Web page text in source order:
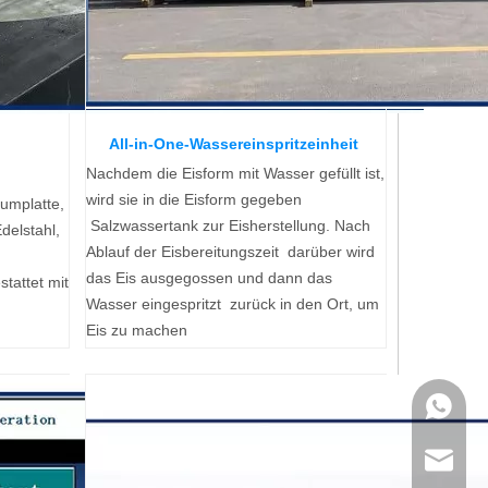
mit
All-in-One-Wassereinspritzeinheit
Nachdem die Eisform mit Wasser gefüllt ist,
wird sie in die Eisform gegeben
Salzwassertank zur Eisherstellung. Nach
Ablauf der Eisbereitungszeit darüber wird
das Eis ausgegossen und dann das
Wasser eingespritzt zurück in den Ort, um
Eis zu machen
+86